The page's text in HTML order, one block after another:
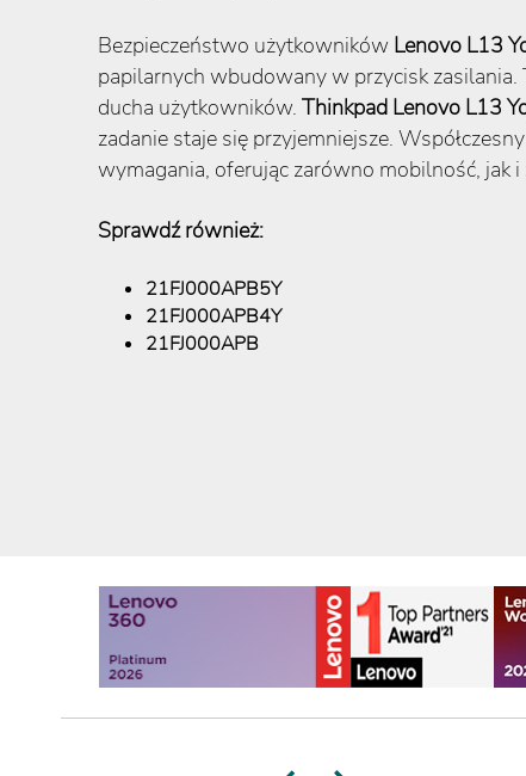
Bezpieczeństwo użytkowników Lenovo L13
papilarnych wbudowany w przycisk
ducha użytkowników. Thinkpad Lenovo L13
zadanie staje się przyjemniejsze.
wymagania, oferując zarówno mobilność, jak
Sprawdź również:
21FJ000APB5Y
21FJ000APB4Y
21FJ000APB